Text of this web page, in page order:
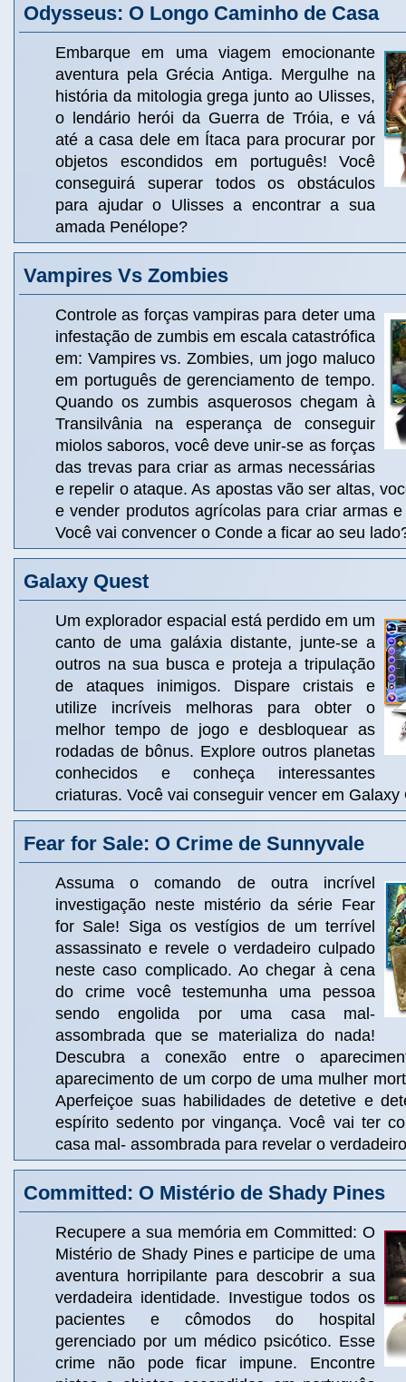
Odysseus: O Longo Caminho de Casa
Embarque em uma viagem emocionante
aventura pela Grécia Antiga. Mergulhe na
história da mitologia grega junto ao Ulisses,
o lendário herói da Guerra de Tróia, e vá
até a casa dele em Ítaca para procurar por
objetos escondidos em português! Você
conseguirá superar todos os obstáculos
para ajudar o Ulisses a encontrar a sua
amada Penélope?
Vampires Vs Zombies
Controle as forças vampiras para deter uma
infestação de zumbis em escala catastrófica
em: Vampires vs. Zombies, um jogo maluco
em português de gerenciamento de tempo.
Quando os zumbis asquerosos chegam à
Transilvânia na esperança de conseguir
miolos saboros, você deve unir-se as forças
das trevas para criar as armas necessárias
e repelir o ataque. As apostas vão ser altas,
e vender produtos agrícolas para criar armas
Você vai convencer o Conde a ficar ao seu
Galaxy Quest
Um explorador espacial está perdido em um
canto de uma galáxia distante, junte-se a
outros na sua busca e proteja a tripulação
de ataques inimigos. Dispare cristais e
utilize incríveis melhoras para obter o
melhor tempo de jogo e desbloquear as
rodadas de bônus. Explore outros planetas
conhecidos e conheça interessantes
criaturas. Você vai conseguir vencer em Galaxy
Fear for Sale: O Crime de Sunnyvale
Assuma o comando de outra incrível
investigação neste mistério da série Fear
for Sale! Siga os vestígios de um terrível
assassinato e revele o verdadeiro culpado
neste caso complicado. Ao chegar à cena
do crime você testemunha uma pessoa
sendo engolida por uma casa mal-
assombrada que se materializa do nada!
Descubra a conexão entre o
aparecimento de um corpo de uma mulher
Aperfeiçoe suas habilidades de detetive e
espírito sedento por vingança. Você vai ter
casa mal- assombrada para revelar o
Committed: O Mistério de Shady Pines
Recupere a sua memória em Committed: O
Mistério de Shady Pines e participe de uma
aventura horripilante para descobrir a sua
verdadeira identidade. Investigue todos os
pacientes e cômodos do hospital
gerenciado por um médico psicótico. Esse
crime não pode ficar impune. Encontre